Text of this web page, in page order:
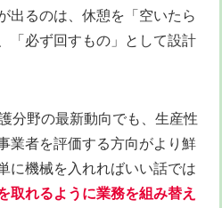
出るのは、休憩を「空いたら
「必ず回すもの」として設計
分野の最新動向でも、生産性
業者を評価する方向がより鮮
に機械を入れればいい話では
取れるように業務を組み替え